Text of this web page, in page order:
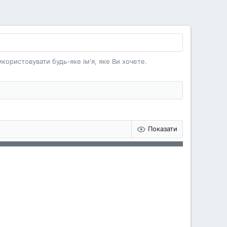
будь-яке ім'я, яке Ви хочете.
Показати